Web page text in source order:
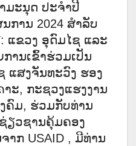
ມະນຸດ ປະຈໍາປີ
ການ 2024 ສໍາລັບ
ແຂວງ ອຸດົມໄຊ ແລະ
ານເຂົ້າຮ່ວມເປັນ
ແສງຈັນທະວົງ ຮອງ
ະ, ກະຊວງແຮງງານ
ຄົມ, ຮ່ວມກັບທ່ານ
ຽວຊານຄຸ້ມຄອງ
າກ USAID , ມີທ່ານ